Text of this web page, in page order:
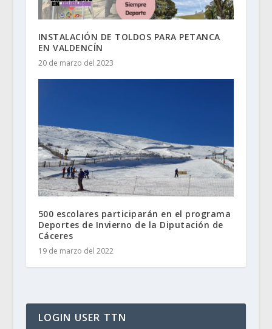
INSTALACIÓN DE TOLDOS PARA PETANCA
EN VALDENCÍN
20 de marzo del 2023
500 escolares participarán en el programa
Deportes de Invierno de la Diputación de
Cáceres
19 de marzo del 2022
LOGIN USER TTN